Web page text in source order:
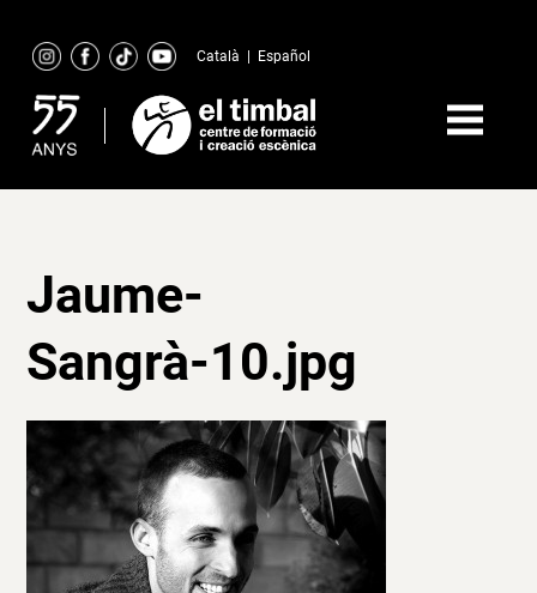
content
Català Español
Jaume-
Sangrà-10.jpg